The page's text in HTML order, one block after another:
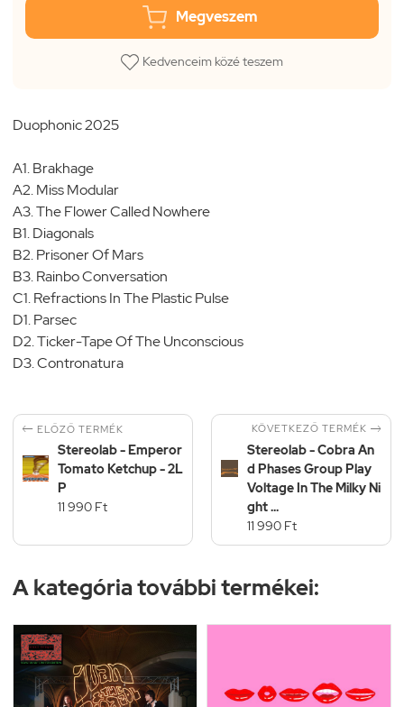
Megveszem
Kedvenceim közé teszem
Duophonic 2025
A1. Brakhage
A2. Miss Modular
A3. The Flower Called Nowhere
B1. Diagonals
B2. Prisoner Of Mars
B3. Rainbo Conversation
C1. Refractions In The Plastic Pulse
D1. Parsec
D2. Ticker-Tape Of The Unconscious
D3. Contronatura
 ELŐZŐ TERMÉK
Stereolab - Emperor
Tomato Ketchup - 2L
P
11 990 Ft
KÖVETKEZŐ TERMÉK 
Stereolab - Cobra An
d Phases Group Play
Voltage In The Milky Ni
ght ...
11 990 Ft
A kategória további termékei: